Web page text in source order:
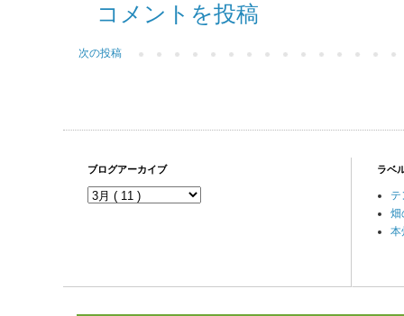
コメントを投稿
次の投稿
ブログアーカイブ ラベ
畑
本